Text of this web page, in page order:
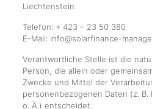
Liechtenstein
Telefon: + 423 – 23 50 380
E-Mail: info@solarfinance-
Verantwortliche Stelle ist die
Person, die allein oder
Zwecke und Mittel der
personenbezogenen Daten (z. B.
o. Ä.) entscheidet.